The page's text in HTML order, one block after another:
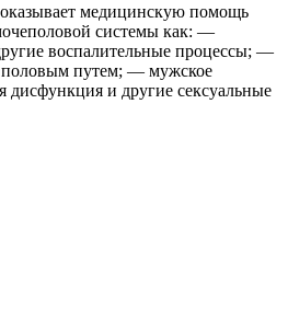
медицинскую помощь
системы как: —
воспалительные процессы; —
путем; — мужское
дисфункция и другие сексуальные